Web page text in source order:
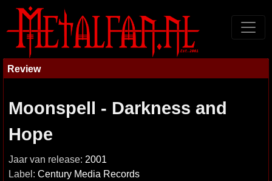
Review
Moonspell - Darkness and
Hope
Jaar van release: 2001
Label: Century Media Records